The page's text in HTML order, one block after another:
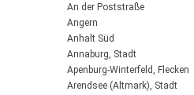
An der Poststraße
Angern
Anhalt Süd
Annaburg, Stadt
Apenburg-Winterfeld, Flecken
Arendsee (Altmark), Stadt